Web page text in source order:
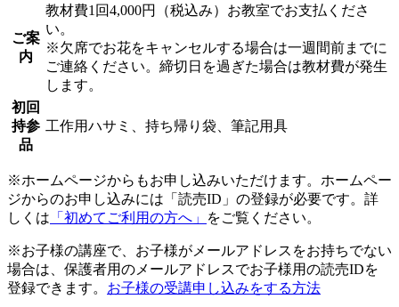
ご案
内
教材費1回4,000円（税込み）お教室でお支払くださ
い。
※欠席でお花をキャンセルする場合は一週間前までに
ご連絡ください。締切日を過ぎた場合は教材費が発生
します。
初回
持参
品
工作用ハサミ、持ち帰り袋、筆記用具
※ホームページからもお申し込みいただけます。ホームペー
ジからのお申し込みには「読売ID」の登録が必要です。詳
しくは 「初めてご利用の方へ」 をご覧ください。
※お子様の講座で、お子様がメールアドレスをお持ちでない
場合は、保護者用のメールアドレスでお子様用の読売IDを
登録できます。 お子様の受講申し込みをする方法